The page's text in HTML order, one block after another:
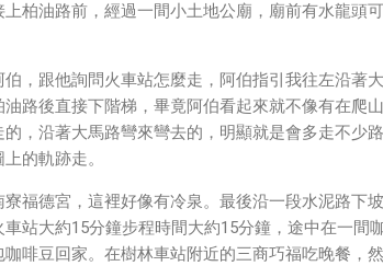
柏油路前，經過一間小土地公廟，廟前有水龍頭
，跟他詢問火車站怎麼走，阿伯指引我往左沿著
路後直接下階梯，畢竟阿伯看起來就不像有在爬
，沿著大馬路彎來彎去的，明顯就是會多走不少
的軌跡走。
福德宮，這裡好像有冷泉。最後沿一段水泥路下
站大約15分鐘步程時間大約15分鐘，途中在一間
啡豆回家。在樹林車站附近的三商巧福吃晚餐，